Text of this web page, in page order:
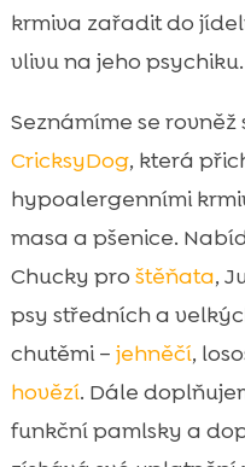
 Závěr
 FAQ
krmiva zařadit do
vlivu na jeho psychiku.
Seznámíme se
CricksyDog, která
hypoalergenními
masa a pšenice.
Chucky pro štěňata,
psy středních a
chutěmi – jehněčí,
hovězí. Dále
funkční pamlsky a